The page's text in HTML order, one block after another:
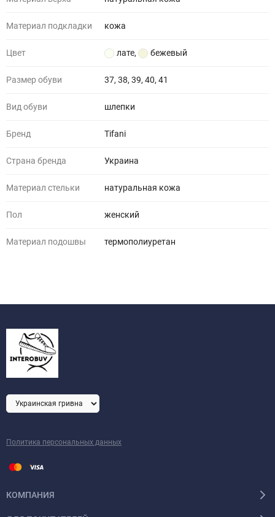
Материал подкладки кожа
Цвет лате, бежевый
Размер обуви 37, 38, 39, 40, 41
Вид обуви шлепки
Бренд Tifani
Страна бренда Украина
Материал стельки натуральная кожа
Пол женский
Материал подошвы термополиуретан
Политика персональных данных
КОМПАНИЯ